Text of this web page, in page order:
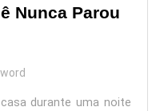
Nunca Parou
durante uma noite